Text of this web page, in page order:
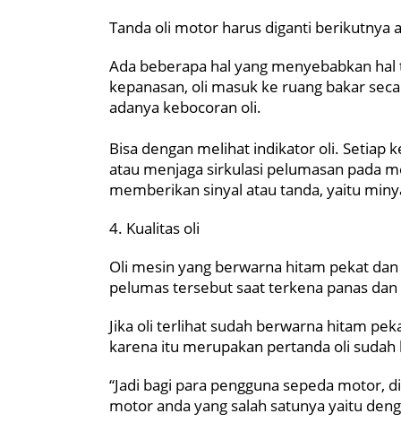
Tanda oli motor harus diganti berikutnya
Ada beberapa hal yang menyebabkan
kepanasan, oli masuk ke ruang bakar
adanya kebocoran oli.
Bisa dengan melihat indikator oli. Setiap
atau menjaga sirkulasi pelumasan pada
memberikan sinyal atau tanda, yaitu
4. Kualitas oli
Oli mesin yang berwarna hitam pekat
pelumas tersebut saat terkena panas
Jika oli terlihat sudah berwarna hitam
karena itu merupakan pertanda oli
“Jadi bagi para pengguna sepeda motor,
motor anda yang salah satunya yaitu